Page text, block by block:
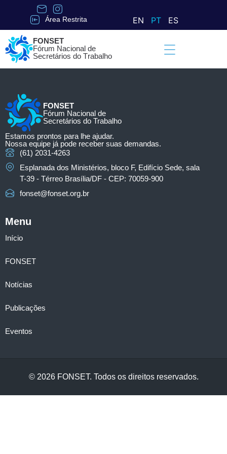
EN PT ES
Área Restrita
FONSET
Fórum Nacional de
Secretários do Trabalho
FONSET
Fórum Nacional de
Secretários do Trabalho
Estamos prontos para lhe ajudar.
Nossa equipe já pode receber suas demandas.
(61) 2031-4263
Esplanada dos Ministérios, bloco F, Edifício Sede, sala
T-39 - Térreo Brasília/DF - CEP: 70059-900
fonset@fonset.org.br
Menu
Início
FONSET
Notícias
Publicações
Eventos
© 2026FONSET. Todos os direitos reservados.